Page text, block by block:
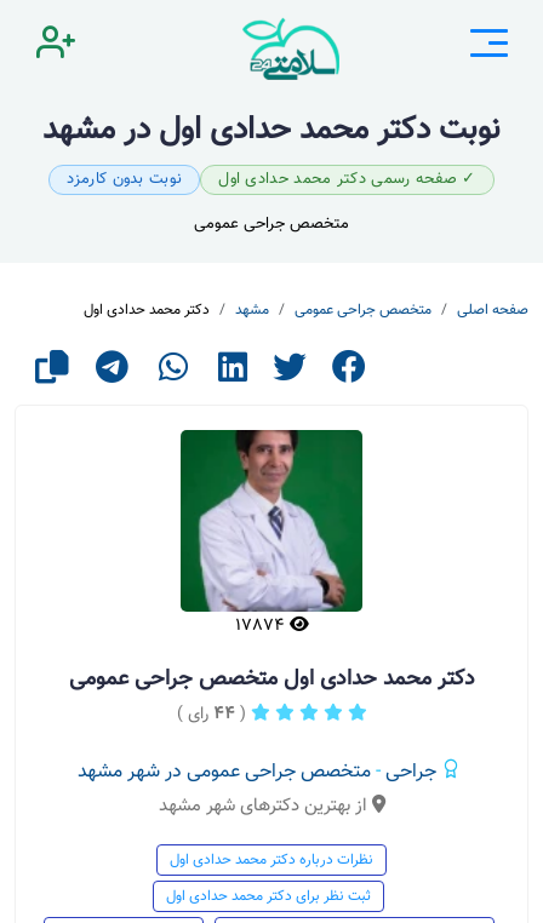
نوبت دکتر محمد حدادی اول در مشهد
✓ صفحه رسمی دکتر محمد حدادی اول
نوبت بدون کارمزد
متخصص جراحی عمومی
صفحه اصلی متخصص جراحی عمومی مشهد دکتر محمد حدادی اول
دکتر محمد حدادی اول متخصص جراحی عمومی
(
44 رای )
جراحی-متخصص جراحی عمومی در شهر مشهد
از بهترین دکترهای شهر مشهد
نظرات درباره دکتر محمد حدادی اول
ثبت نظر برای دکتر محمد حدادی اول